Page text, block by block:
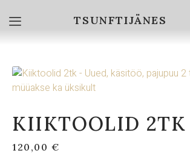
TSUNFTIJÄNES
KIIKTOOLID 2TK
120,00€